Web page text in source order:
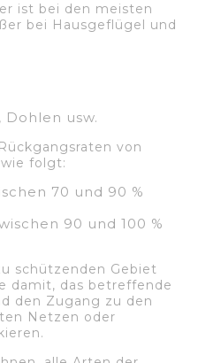
ist bei den meisten
bei Hausgeflügel und
Dohlen usw.
von
folgt:
70 und 90 %
90 und 100 %
schützenden Gebiet
damit, das betreffende
den Zugang zu den
Netzen oder